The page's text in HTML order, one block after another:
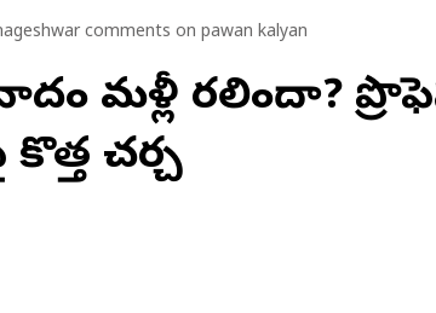
comments on pawan kalyan
మళ్లీ రగిలిందా?
చర్చ